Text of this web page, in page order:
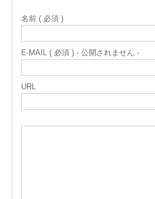
名前 ( 必須 )
E-MAIL ( 必須 ) - 公開されません -
URL